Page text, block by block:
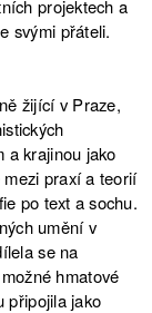
projektech a
svými přáteli.
žijící v Praze,
a krajinou jako
praxí a teorií
po text a sochu.
umění v
se na
hmatové
připojila jako